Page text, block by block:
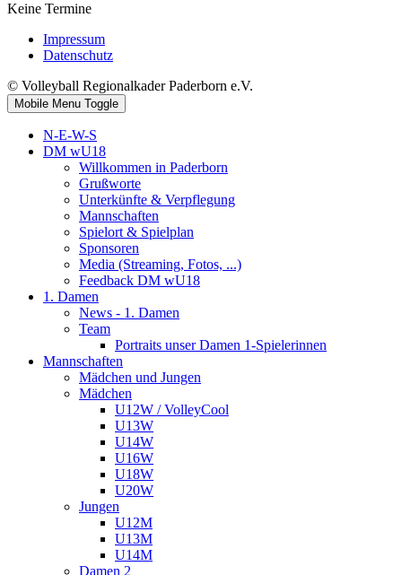
Keine Termine
Impressum
Datenschutz
© Volleyball Regionalkader Paderborn e.V.
Mobile Menu Toggle
N-E-W-S
DM wU18
Willkommen in Paderborn
Grußworte
Unterkünfte & Verpflegung
Mannschaften
Spielort & Spielplan
Sponsoren
Media (Streaming, Fotos, ...)
Feedback DM wU18
1. Damen
News - 1. Damen
Team
Portraits unser Damen 1-Spielerinnen
Mannschaften
Mädchen und Jungen
Mädchen
U12W / VolleyCool
U13W
U14W
U16W
U18W
U20W
Jungen
U12M
U13M
U14M
Damen 2